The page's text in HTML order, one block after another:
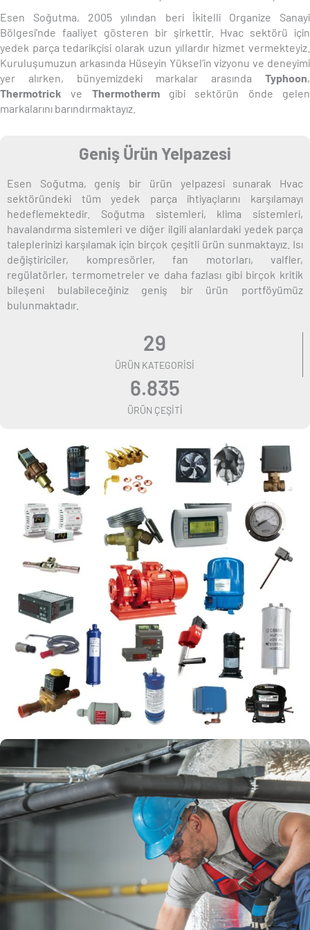
Esen Soğutma, 2005 yılından beri İkitelli Organize Sanayi
Bölgesi’nde faaliyet gösteren bir şirkettir. Hvac sektörü için
yedek parça tedarikçisi olarak uzun yıllardır hizmet vermekteyiz.
Kuruluşumuzun arkasında Hüseyin Yüksel’in vizyonu ve deneyimi
yer alırken, bünyemizdeki markalar arasında Typhoon,
Thermotrick ve Thermothermgibi sektörün önde gelen
markalarını barındırmaktayız.
Geniş Ürün Yelpazesi
Esen Soğutma, geniş bir ürün yelpazesi sunarak Hvac
sektöründeki tüm yedek parça ihtiyaçlarını karşılamayı
hedeflemektedir. Soğutma sistemleri, klima sistemleri,
havalandırma sistemleri ve diğer ilgili alanlardaki yedek parça
taleplerinizi karşılamak için birçok çeşitli ürün sunmaktayız. Isı
değiştiriciler, kompresörler, fan motorları, valfler,
regülatörler, termometreler ve daha fazlası gibi birçok kritik
bileşeni bulabileceğiniz geniş bir ürün portföyümüz
bulunmaktadır.
ÜRÜN KATEGORISI
29
ÜRÜN ÇEŞITI
6.835